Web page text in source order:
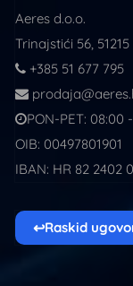
Aeres d.o.o.
Trinajstići 56,
+385 51 677 795
PON-PET: 08:00
OIB: 00497801901
IBAN: HR 82 2402
↩Raskid